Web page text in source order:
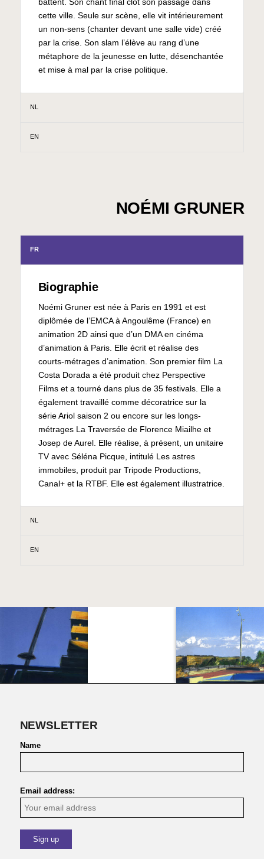
cette ville. Seule sur scène, elle vit intérieurement
un non-sens (chanter devant une salle vide) créé
par la crise. Son slam l’élève au rang d’une
métaphore de la jeunesse en lutte, désenchantée
et mise à mal par la crise politique.
NL
EN
NOÉMI GRUNER
FR
Biographie
Noémi Gruner est née à Paris en 1991 et est
diplômée de l’EMCA à Angoulême (France) en
animation 2D ainsi que d’un DMA en cinéma
d’animation à Paris. Elle écrit et réalise des
courts-métrages d’animation. Son premier film La
Costa Dorada a été produit chez Perspective
Films et a tourné dans plus de 35 festivals. Elle a
également travaillé comme décoratrice sur la
série Ariol saison 2 ou encore sur les longs-
métrages La Traversée de Florence Miailhe et
Josep de Aurel. Elle réalise, à présent, un unitaire
TV avec Séléna Picque, intitulé Les astres
immobiles, produit par Tripode Productions,
Canal+ et la RTBF. Elle est également illustratrice.
NL
EN
NEWSLETTER
Name
Email address: